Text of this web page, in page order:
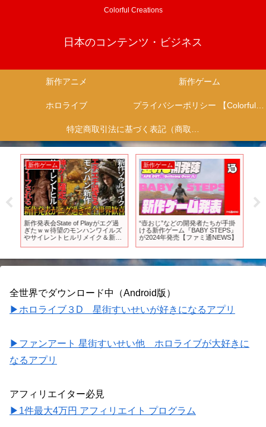
Colorful Creations
日本のコンテンツ・ビジネス
新作アニメ 新作ゲーム
ホロライブ プライバシーポリシー 【Colorful Creation】
特定商取引法に基づく表記（商取引に関する開示）
新作ゲーム
新作発表会State of Playがエグ過
ぎたｗｗ待望のモンハンワイルズ
やサイレントヒルリメイク＆新作
う….
新作ゲーム
“壺おじ”などの開発者たちが手掛
ける新作ゲーム『BABY STEPS』
が2024年発売【ファミ通NEWS】
全世界でダウンロード中（Android版）
▶ホロライブ３D 星街すいせいが好きになるアプリ
▶ファンアート 星街すいせい他 ホロライブが大好きに
なるアプリ
アフィリエイター必見
▶1件最大4万円 アフィリエイト プログラム